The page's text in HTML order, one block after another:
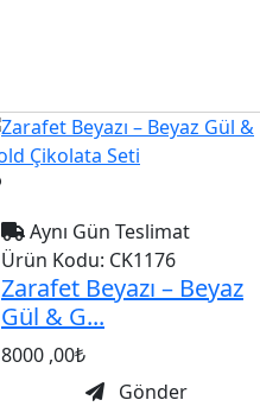
Aynı Gün Teslimat
Ürün Kodu: CK1176
Zarafet Beyazı – Beyaz
Gül & G...
8000 ,00₺
Gönder